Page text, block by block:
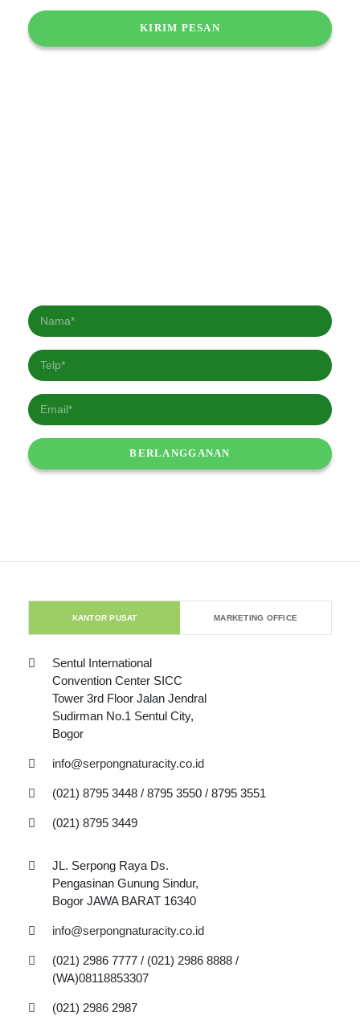
KANTOR PUSAT MARKETING OFFICE
Sentul International
Convention Center SICC
Tower 3rd Floor Jalan Jendral
Sudirman No.1 Sentul City,
Bogor
info@serpongnaturacity.co.id
(021) 8795 3448 / 8795 3550 / 8795 3551
(021) 8795 3449
JL. Serpong Raya Ds.
Pengasinan Gunung Sindur,
Bogor JAWA BARAT 16340
info@serpongnaturacity.co.id
(021) 2986 7777 / (021) 2986 8888 /
(WA)08118853307
(021) 2986 2987